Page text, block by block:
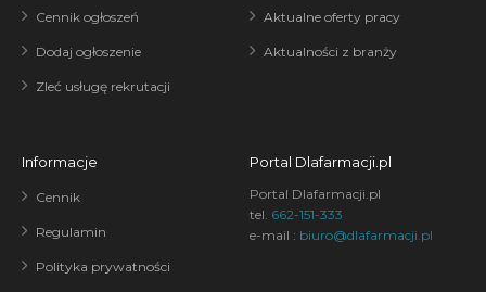
Cennik ogłoszeń
Dodaj ogłoszenie
Zleć usługę rekrutacji
Aktualne oferty pracy
Aktualności z branży
Informacje
Cennik
Regulamin
Polityka prywatności
Portal Dlafarmacji.pl
Portal Dlafarmacji.pl
tel. 662-151-333
e-mail : biuro@dlafarmacji.pl